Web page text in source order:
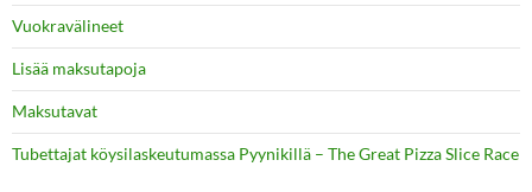
Vuokravälineet
Lisää maksutapoja
Maksutavat
Tubettajat köysilaskeutumassa Pyynikillä – The Great Pizza Slice Race